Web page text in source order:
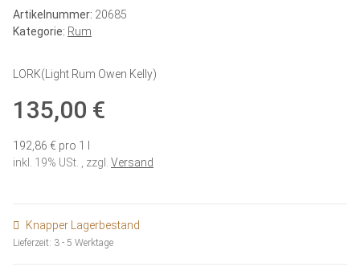
Artikelnummer: 20685
Kategorie: Rum
LORK(Light Rum Owen Kelly)
135,00 €
192,86 € pro 1 l
inkl. 19% USt. , zzgl. Versand
Knapper Lagerbestand
Lieferzeit: 3 - 5 Werktage